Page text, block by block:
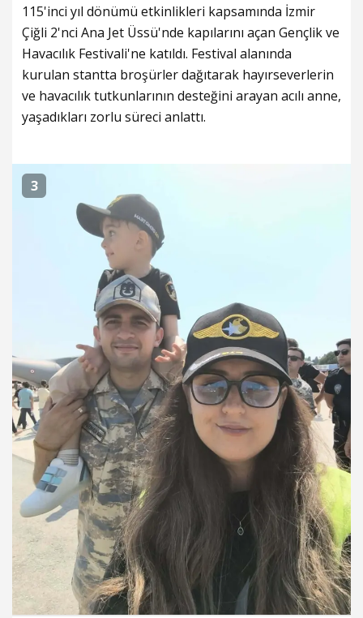
115'inci yıl dönümü etkinlikleri kapsamında İzmir
Çiğli 2'nci Ana Jet Üssü'nde kapılarını açan Gençlik ve
Havacılık Festivali'ne katıldı. Festival alanında
kurulan stantta broşürler dağıtarak hayırseverlerin
ve havacılık tutkunlarının desteğini arayan acılı anne,
yaşadıkları zorlu süreci anlattı.
3